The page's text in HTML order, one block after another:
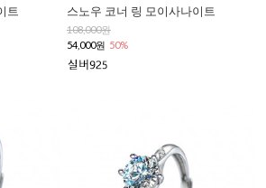
트 스노우 코너 링 모이사나이트
108,000원
54,000원 50%